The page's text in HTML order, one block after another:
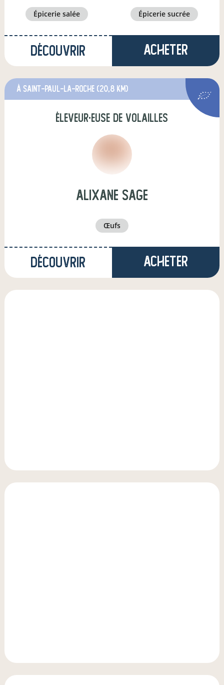
épicerie salée épicerie sucrée
Découvrir Acheter
à Saint-Paul-la-Roche (20,8 km)
éleveur·euse de volailles
alixane sage
œufs
Découvrir Acheter